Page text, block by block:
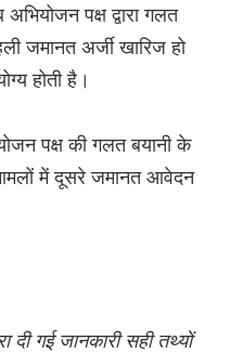
पक्ष द्वारा गलत
जमानत अर्जी खारिज हो
होती है।
पक्ष की गलत बयानी के
में दूसरे जमानत आवेदन
दी गई जानकारी सही तथ्यों